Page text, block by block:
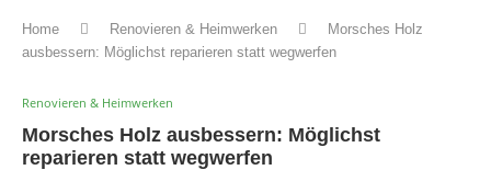
Home Renovieren & Heimwerken
Morsches Holz
ausbessern: Möglichst reparieren statt wegwerfen
Renovieren & Heimwerken
Morsches Holz ausbessern: Möglichst
reparieren statt wegwerfen